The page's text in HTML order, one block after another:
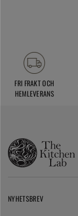
FRI FRAKT OCH
HEMLEVERANS
NYHETSBREV